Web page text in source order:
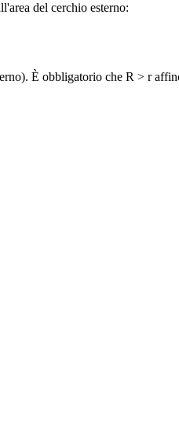
del cerchio esterno:
È obbligatorio che R > r